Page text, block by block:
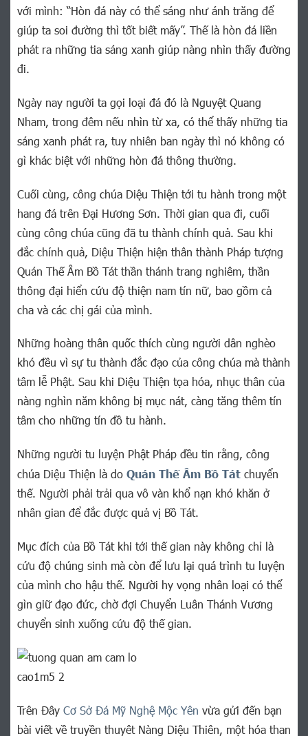
với mình: “Hòn đá này có thể sáng như ánh trăng để
giúp ta soi đường thì tốt biết mấy”. Thế là hòn đá liền
phát ra những tia sáng xanh giúp nàng nhìn thấy đường
đi.
Ngày nay người ta gọi loại đá đó là Nguyệt Quang
Nham, trong đêm nếu nhìn từ xa, có thể thấy những tia
sáng xanh phát ra, tuy nhiên ban ngày thì nó không có
gì khác biệt với những hòn đá thông thường.
Cuối cùng, công chúa Diệu Thiện tới tu hành trong một
hang đá trên Đại Hương Sơn. Thời gian qua đi, cuối
cùng công chúa cũng đã tu thành chính quả. Sau khi
đắc chính quả, Diệu Thiện hiện thân thành Pháp tượng
Quán Thế Âm Bồ Tát thần thánh trang nghiêm, thần
thông đại hiển cứu độ thiện nam tín nữ, bao gồm cả
cha và các chị gái của mình.
Những hoàng thân quốc thích cùng người dân nghèo
khó đều vì sự tu thành đắc đạo của công chúa mà thành
tâm lễ Phật. Sau khi Diệu Thiện tọa hóa, nhục thân của
nàng nghìn năm không bị mục nát, càng tăng thêm tín
tâm cho những tín đồ tu hành.
Những người tu luyện Phật Pháp đều tin rằng, công
chúa Diệu Thiện là do Quán Thế Âm Bồ Tát chuyển
thế. Người phải trải qua vô vàn khổ nạn khó khăn ở
nhân gian để đắc được quả vị Bồ Tát.
Mục đích của Bồ Tát khi tới thế gian này không chỉ là
cứu độ chúng sinh mà còn để lưu lại quá trình tu luyện
của mình cho hậu thế. Người hy vọng nhân loại có thể
gìn giữ đạo đức, chờ đợi Chuyển Luân Thánh Vương
chuyển sinh xuống cứu độ thế gian.
Trên Đây Cơ Sở Đá Mỹ Nghệ Mộc Yên vừa gửi đến bạn
bài viết về truyền thuyêt Nàng Diệu Thiên, một hóa than